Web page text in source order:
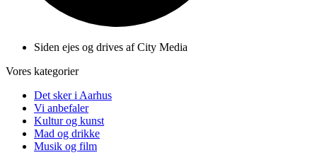
Siden ejes og drives af City Media
Vores kategorier
Det sker i Aarhus
Vi anbefaler
Kultur og kunst
Mad og drikke
Musik og film